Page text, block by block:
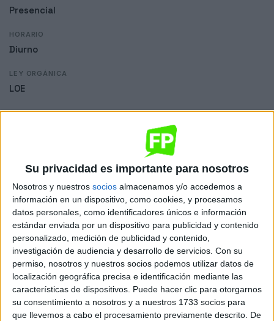
Su privacidad es importante para nosotros
Nosotros y nuestros socios almacenamos y/o accedemos a
información en un dispositivo, como cookies, y procesamos
datos personales, como identificadores únicos e información
estándar enviada por un dispositivo para publicidad y contenido
personalizado, medición de publicidad y contenido,
investigación de audiencia y desarrollo de servicios. Con su
permiso, nosotros y nuestros socios podemos utilizar datos de
localización geográfica precisa e identificación mediante las
características de dispositivos. Puede hacer clic para otorgarnos
su consentimiento a nosotros y a nuestros 1733 socios para
que llevemos a cabo el procesamiento previamente descrito. De
Presencial
HORARIO
Diurno
LEY ORGÁNICA
LOE
IES Politécnico
Sede
DIRECCIÓN
Virgen de la Victoria, 48
41011 Sevilla, Sevilla
+
-